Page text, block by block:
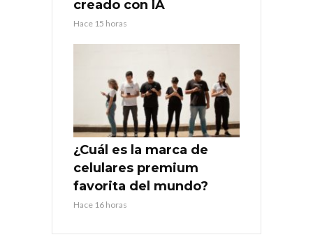
creado con IA
Hace 15 horas
¿Cuál es la marca de
celulares premium
favorita del mundo?
Hace 16 horas